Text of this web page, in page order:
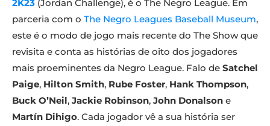
2K23 (Jordan Challenge), é o The Negro League. Em
parceria com o The Negro Leagues Baseball Museum,
este é o modo de jogo mais recente do The Show que
revisita e conta as histórias de oito dos jogadores
mais proeminentes da Negro League. Falo de Satchel
Paige, Hilton Smith, Rube Foster, Hank Thompson,
Buck O’Neil, Jackie Robinson, John Donalson e
Martín Dihigo. Cada jogador vê a sua história ser